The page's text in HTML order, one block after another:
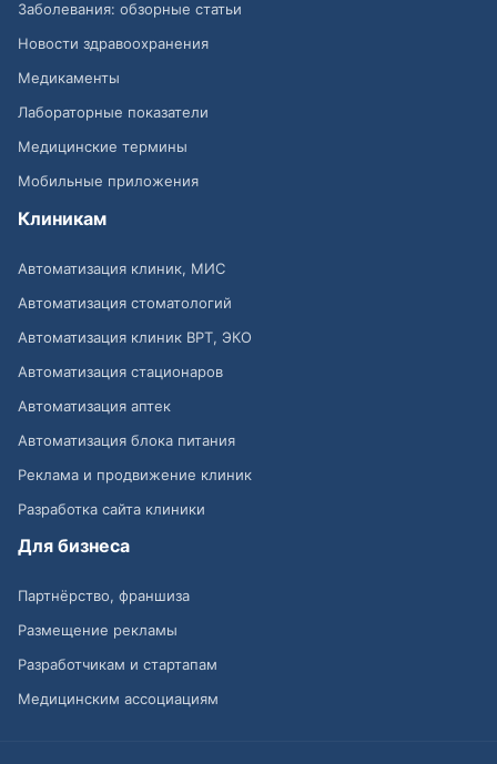
Заболевания: обзорные статьи
Новости здравоохранения
Медикаменты
Лабораторные показатели
Медицинские термины
Мобильные приложения
Клиникам
Автоматизация клиник, МИС
Автоматизация стоматологий
Автоматизация клиник ВРТ, ЭКО
Автоматизация стационаров
Автоматизация аптек
Автоматизация блока питания
Реклама и продвижение клиник
Разработка сайта клиники
Для бизнеса
Партнёрство, франшиза
Размещение рекламы
Разработчикам и стартапам
Медицинским ассоциациям